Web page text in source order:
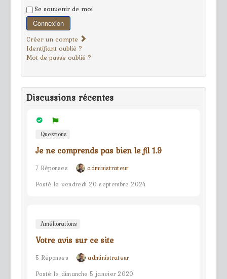
Se souvenir de moi
Connexion
Créer un compte
Identifiant oublié ?
Mot de passe oublié ?
Discussions récentes
Questions
Je ne comprends pas bien le fil 1.9
7 Réponses
administrateur
Posté le vendredi 20 septembre 2024
Améliorations
Votre avis sur ce site
5 Réponses
administrateur
Posté le dimanche 5 janvier 2020